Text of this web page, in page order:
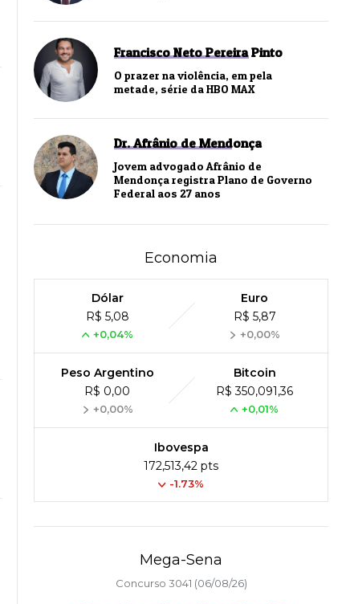
Francisco Neto Pereira Pinto
O prazer na violência, em pela
metade, série da HBO MAX
Dr. Afrânio de Mendonça
Jovem advogado Afrânio de
Mendonça registra Plano de Governo
Federal aos 27 anos
Economia
Dólar
R$ 5,08
+0,04%
Euro
R$ 5,87
+0,00%
Peso Argentino
R$ 0,00
+0,00%
Bitcoin
R$ 350,091,36
+0,01%
Ibovespa
172,513,42 pts
-1.73%
Mega-Sena
Concurso 3041 (06/08/26)